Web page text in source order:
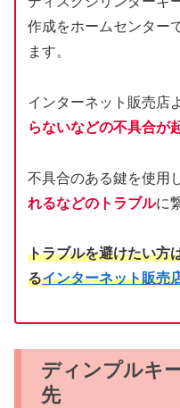
作成をホームセンター
ます。
インターネット販売店
らないなどの不具合が
不具合のある鍵を使用
れるなどのトラブルに
トラブルを避けたい方
るインターネット販売
ディンプルキ
先